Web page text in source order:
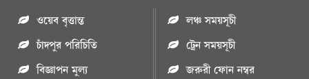
ওয়েব বৃত্তান্ত
চাঁদপুর পরিচিতি
বিজ্ঞাপন মুল্য
লঞ্চ সময়সূচী
ট্রেন সময়সূচী
জরুরী ফোন নম্বর